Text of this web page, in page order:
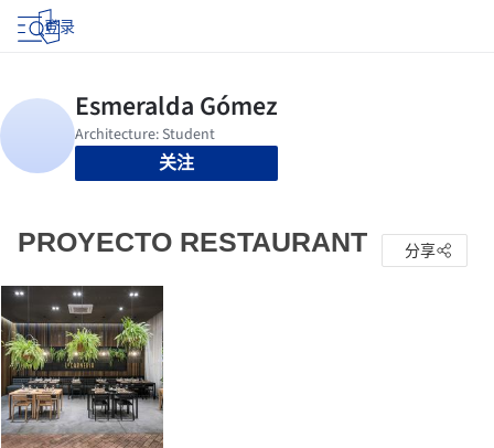
登录
关注
PROYECTO RESTAURANT 分享